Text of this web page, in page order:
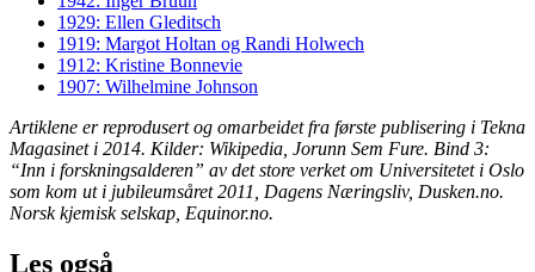
1929: Ellen Gleditsch
1919: Margot Holtan og Randi Holwech
1912: Kristine Bonnevie
1907: Wilhelmine Johnson
Artiklene er reprodusert og omarbeidet fra første publisering i Tekna
Magasinet i 2014. Kilder: Wikipedia, Jorunn Sem Fure. Bind 3:
“Inn i forskningsalderen” av det store verket om Universitetet i Oslo
som kom ut i jubileumsåret 2011, Dagens Næringsliv, Dusken.no.
Norsk kjemisk selskap, Equinor.no.
Les også